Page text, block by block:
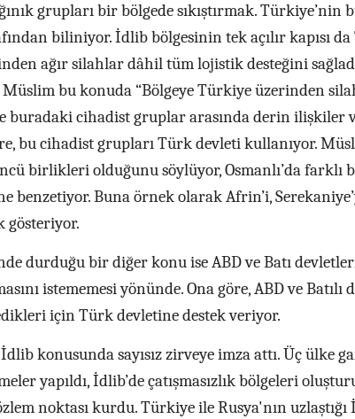
grupları bir bölgede sıkıştırmak. Türkiye’nin
biliniyor. İdlib bölgesinin tek açılır kapısı
ağır silahlar dâhil tüm lojistik desteğini
bu konuda “Bölgeye Türkiye üzerinden
cihadist gruplar arasında derin ilişkiler
bu cihadist grupları Türk devleti kullanıyor.
birlikleri olduğunu söylüyor, Osmanlı’da farklı
Buna örnek olarak Afrin’i,
gösteriyor.
durduğu bir diğer konu ise ABD ve Batı
istememesi yönünde. Ona göre, ABD ve Batılı
için Türk devletine destek veriyor.
konusunda sayısız zirveye imza attı. Üç ülke
yapıldı, İdlib’de çatışmasızlık bölgeleri
noktası kurdu. Türkiye ile Rusya'nın